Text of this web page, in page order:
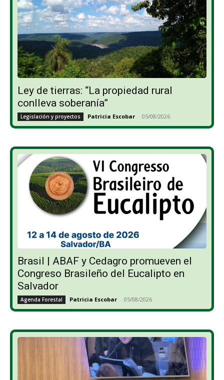
Ley de tierras: “La propiedad rural
conlleva soberanía”
Legislación y proyectos Patricia Escobar - 05/08/2026
Brasil | ABAF y Cedagro promueven el
Congreso Brasileño del Eucalipto en
Salvador
Agenda Forestal Patricia Escobar - 05/08/2026